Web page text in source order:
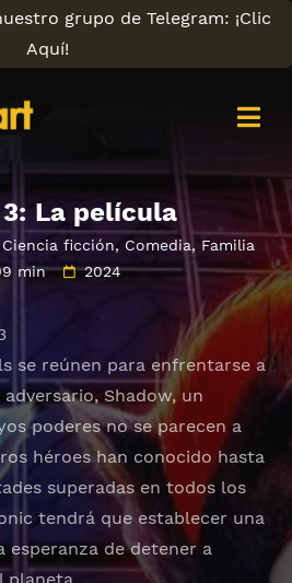
grupo de Telegram: ¡Clic
Aquí!
La película
Ciencia ficción, Comedia, Familia
min
2024
se reúnen para enfrentarse a
Shadow, un
poderes no se parecen a
héroes han conocido hasta
superadas en todos los
tendrá que establecer una
esperanza de detener a